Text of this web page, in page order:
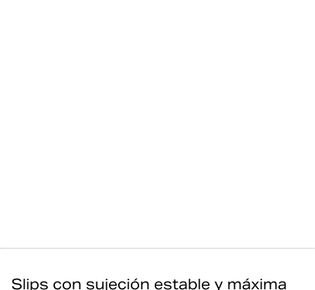
Slips con sujeción estable y máxima